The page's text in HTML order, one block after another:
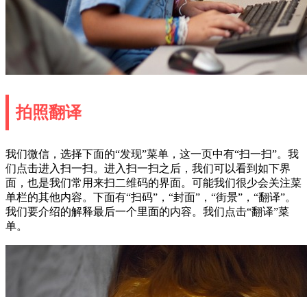
拍照翻译
我们微信，选择下面的“发现”菜单，这一页中有“扫一扫”。我
们点击进入扫一扫。进入扫一扫之后，我们可以看到如下界
面，也是我们常用来扫二维码的界面。可能我们很少会关注菜
单栏的其他内容。下面有“扫码”，“封面”，“街景”，“翻译”。
我们要介绍的解释最后一个里面的内容。我们点击“翻译”菜
单。